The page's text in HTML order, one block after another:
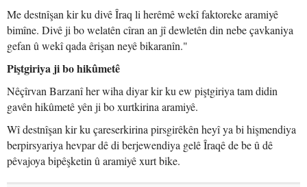
Me destnîşan kir ku divê Îraq li herêmê wekî faktoreke aramiyê
bimîne. Divê ji bo welatên cîran an jî dewletên din nebe çavkaniya
gefan û wekî qada êrişan neyê bikaranîn."
Piştgiriya ji bo hikûmetê
Nêçîrvan Barzanî her wiha diyar kir ku ew piştgiriya tam didin
gavên hikûmetê yên ji bo xurtkirina aramiyê.
Wî destnîşan kir ku çareserkirina pirsgirêkên heyî ya bi hişmendiya
berpirsyariya hevpar dê di berjewendiya gelê Îraqê de be û dê
pêvajoya bipêşketin û aramiyê xurt bike.